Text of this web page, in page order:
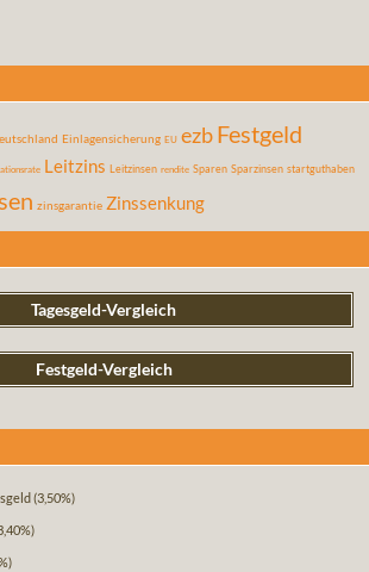
Einlagensicherung EU ezbFestgeld
Leitzins Leitzinsen rendite Sparen Sparzinsen startguthaben
zinsgarantie Zinssenkung
Tagesgeld-Vergleich
Festgeld-Vergleich
(3,50%)